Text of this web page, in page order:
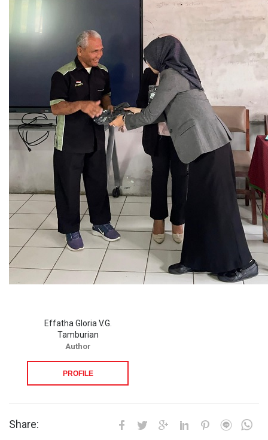
Effatha Gloria V.G.
Tamburian
Author
PROFILE
Share: